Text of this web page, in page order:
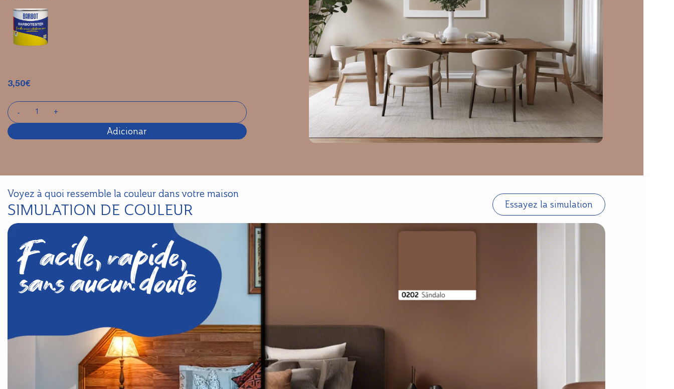
3,50€
Adicionar
Voyez à quoi ressemble la couleur dans votre maison
SIMULATION DE COULEUR Essayez la simulation
Facile, rapide,
sans aucun doute